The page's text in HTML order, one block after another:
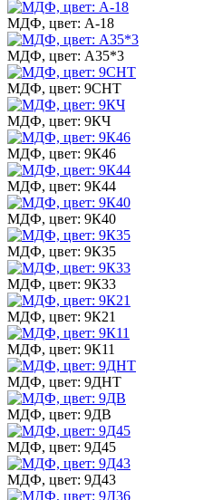
МДФ, цвет: А-18
МДФ, цвет: А35*3
МДФ, цвет: 9СНТ
МДФ, цвет: 9КЧ
МДФ, цвет: 9К46
МДФ, цвет: 9К44
МДФ, цвет: 9К40
МДФ, цвет: 9К35
МДФ, цвет: 9К33
МДФ, цвет: 9К21
МДФ, цвет: 9К11
МДФ, цвет: 9ДНТ
МДФ, цвет: 9ДВ
МДФ, цвет: 9Д45
МДФ, цвет: 9Д43